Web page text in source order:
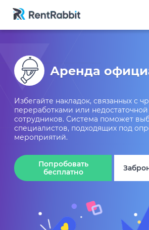
Аренда
Избегайте накладок, связанных с
переработками или
сотрудников. Система поможет
специалистов, подходящих под
мероприятий.
Попробовать
бесплатно